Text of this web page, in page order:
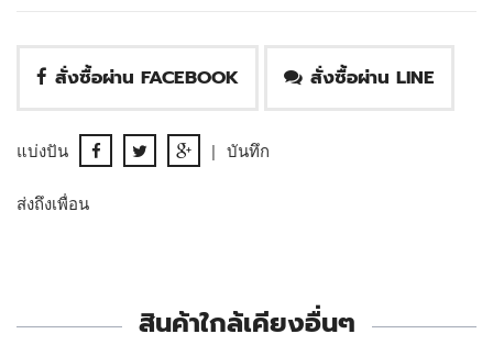
สั่งซื้อผ่าน FACEBOOK สั่งซื้อผ่าน LINE
แบ่งปัน | บันทึก
ส่งถึงเพื่อน
สินค้าใกล้เคียงอื่นๆ